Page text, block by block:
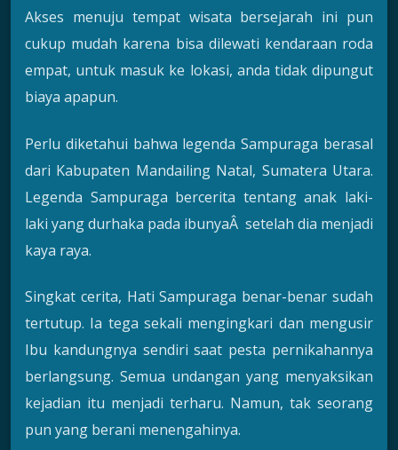
Akses menuju tempat wisata bersejarah ini pun
cukup mudah karena bisa dilewati kendaraan roda
empat, untuk masuk ke lokasi, anda tidak dipungut
biaya apapun.
Perlu diketahui bahwa legenda Sampuraga berasal
dari Kabupaten Mandailing Natal, Sumatera Utara.
Legenda Sampuraga bercerita tentang anak laki-
laki yang durhaka pada ibunyaÂ setelah dia menjadi
kaya raya.
Singkat cerita, Hati Sampuraga benar-benar sudah
tertutup. Ia tega sekali mengingkari dan mengusir
Ibu kandungnya sendiri saat pesta pernikahannya
berlangsung. Semua undangan yang menyaksikan
kejadian itu menjadi terharu. Namun, tak seorang
pun yang berani menengahinya.